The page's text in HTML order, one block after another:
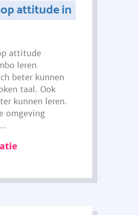
attitude in
attitude
leren
beter kunnen
taal. Ook
kunnen leren.
omgeving